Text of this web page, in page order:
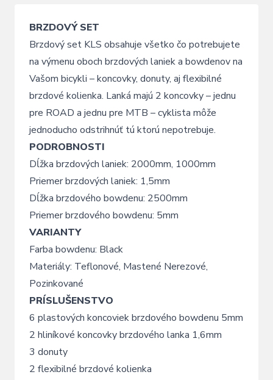
BRZDOVÝ SET
Brzdový set KLS obsahuje všetko čo potrebujete
na výmenu oboch brzdových laniek a bowdenov na
Vašom bicykli – koncovky, donuty, aj flexibilné
brzdové kolienka. Lanká majú 2 koncovky – jednu
pre ROAD a jednu pre MTB – cyklista môže
jednoducho odstrihnúť tú ktorú nepotrebuje.
PODROBNOSTI
Dĺžka brzdových laniek: 2000mm, 1000mm
Priemer brzdových laniek: 1,5mm
Dĺžka brzdového bowdenu: 2500mm
Priemer brzdového bowdenu: 5mm
VARIANTY
Farba bowdenu: Black
Materiály: Teflonové, Mastené Nerezové,
Pozinkované
PRÍSLUŠENSTVO
6 plastových koncoviek brzdového bowdenu 5mm
2 hliníkové koncovky brzdového lanka 1,6mm
3 donuty
2 flexibilné brzdové kolienka